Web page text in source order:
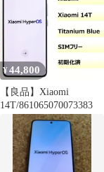
¥44,800
【良品】Xiaomi
14T/861065070073383